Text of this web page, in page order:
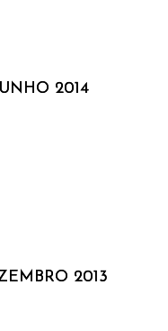
2014
2013